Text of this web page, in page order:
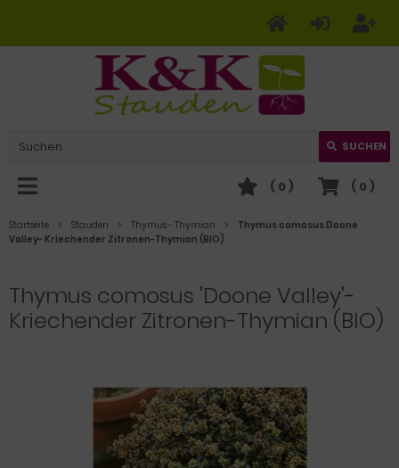
SUCHEN
( 0 )
( 0 )
Startseite Stauden Thymus - Thymian
Thymus comosus Doone
Valley- Kriechender Zitronen-Thymian (BIO)
Thymus comosus 'Doone Valley'-
Kriechender Zitronen-Thymian (BIO)